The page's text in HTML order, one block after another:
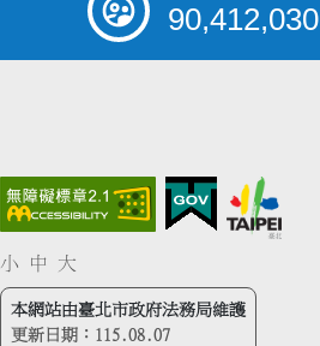
90,412,030
小 中 大
本網站由臺北市政府法務局維護
更新日期： 115.08.07